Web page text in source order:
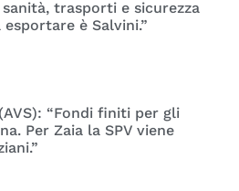
trasporti e sicurezza
è Salvini.”
“Fondi finiti per gli
Per Zaia la SPV viene